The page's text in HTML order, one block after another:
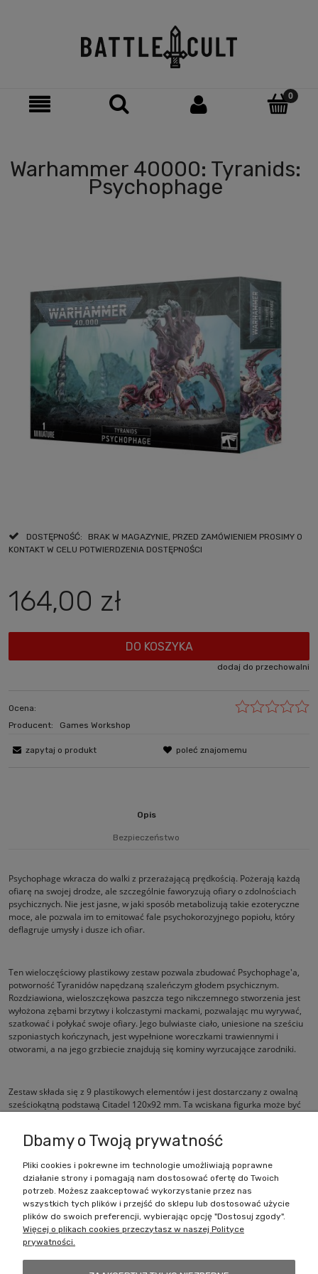
Warhammer 40000: Tyranids:
Psychophage
DOSTĘPNOŚĆ:
BRAK W MAGAZYNIE, PRZED ZAMÓWIENIEM PROSIMY O
KONTAKT W CELU POTWIERDZENIA DOSTĘPNOŚCI
164,00 zł
DO KOSZYKA
dodaj do przechowalni
Ocena:
Producent:
Games Workshop
zapytaj o produkt poleć znajomemu
Opis
Bezpieczeństwo
Psychophage wkracza do walki z przerażającą prędkością. Pożerają każdą
ofiarę na swojej drodze, ale szczególnie faworyzują ofiary o zdolnościach
psychicznych. Nie jest jasne, w jaki sposób metabolizują takie ezoteryczne
moce, ale pozwala im to emitować fale psychokorozyjnego popiołu, który
deflagruje umysły i dusze ich ofiar.
Ten wieloczęściowy plastikowy zestaw pozwala zbudować Psychophage'a,
potworność Tyranidów napędzaną szaleńczym głodem psychicznym.
Rozdziawiona, wieloszczękowa paszcza tego nikczemnego stworzenia jest
wyłożona zębami brzytwy i kolczastymi mackami, pozwalając mu wyrywać,
szatkować i połykać swoje ofiary. Jego bulwiaste ciało, uniesione na sześciu
szponiastych kończynach, jest wypełnione woreczkami trawiennymi i
otworami, a na jego grzbiecie znajdują się kominy wyrzucające zarodniki.
Zestaw składa się z 9 plastikowych elementów i jest dostarczany z owalną
sześciokątną podstawą Citadel 120x92 mm. Ta wciskana figurka może być
Zakupy
Pomoc
Dbamy o Twoją prywatność
Pliki cookies i pokrewne im technologie umożliwiają poprawne
działanie strony i pomagają nam dostosować ofertę do Twoich
potrzeb. Możesz zaakceptować wykorzystanie przez nas
wszystkich tych plików i przejść do sklepu lub dostosować użycie
plików do swoich preferencji, wybierając opcję "Dostosuj zgody".
Więcej o plikach cookies przeczytasz w naszej Polityce
prywatności.